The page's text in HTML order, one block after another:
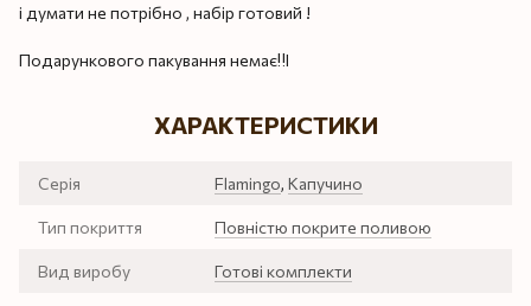
і думати не потрібно , набір готовий !
Подарункового пакування немає‼️І
ХАРАКТЕРИСТИКИ
Серія Flamingo, Капучино
Тип покриття Повністю покрите поливою
Вид виробу Готові комплекти